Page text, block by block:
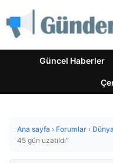
Güncel Haberler
Ana sayfa › Forumlar › Dünya
45 gün uzatıldı”